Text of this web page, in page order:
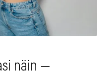
näin —